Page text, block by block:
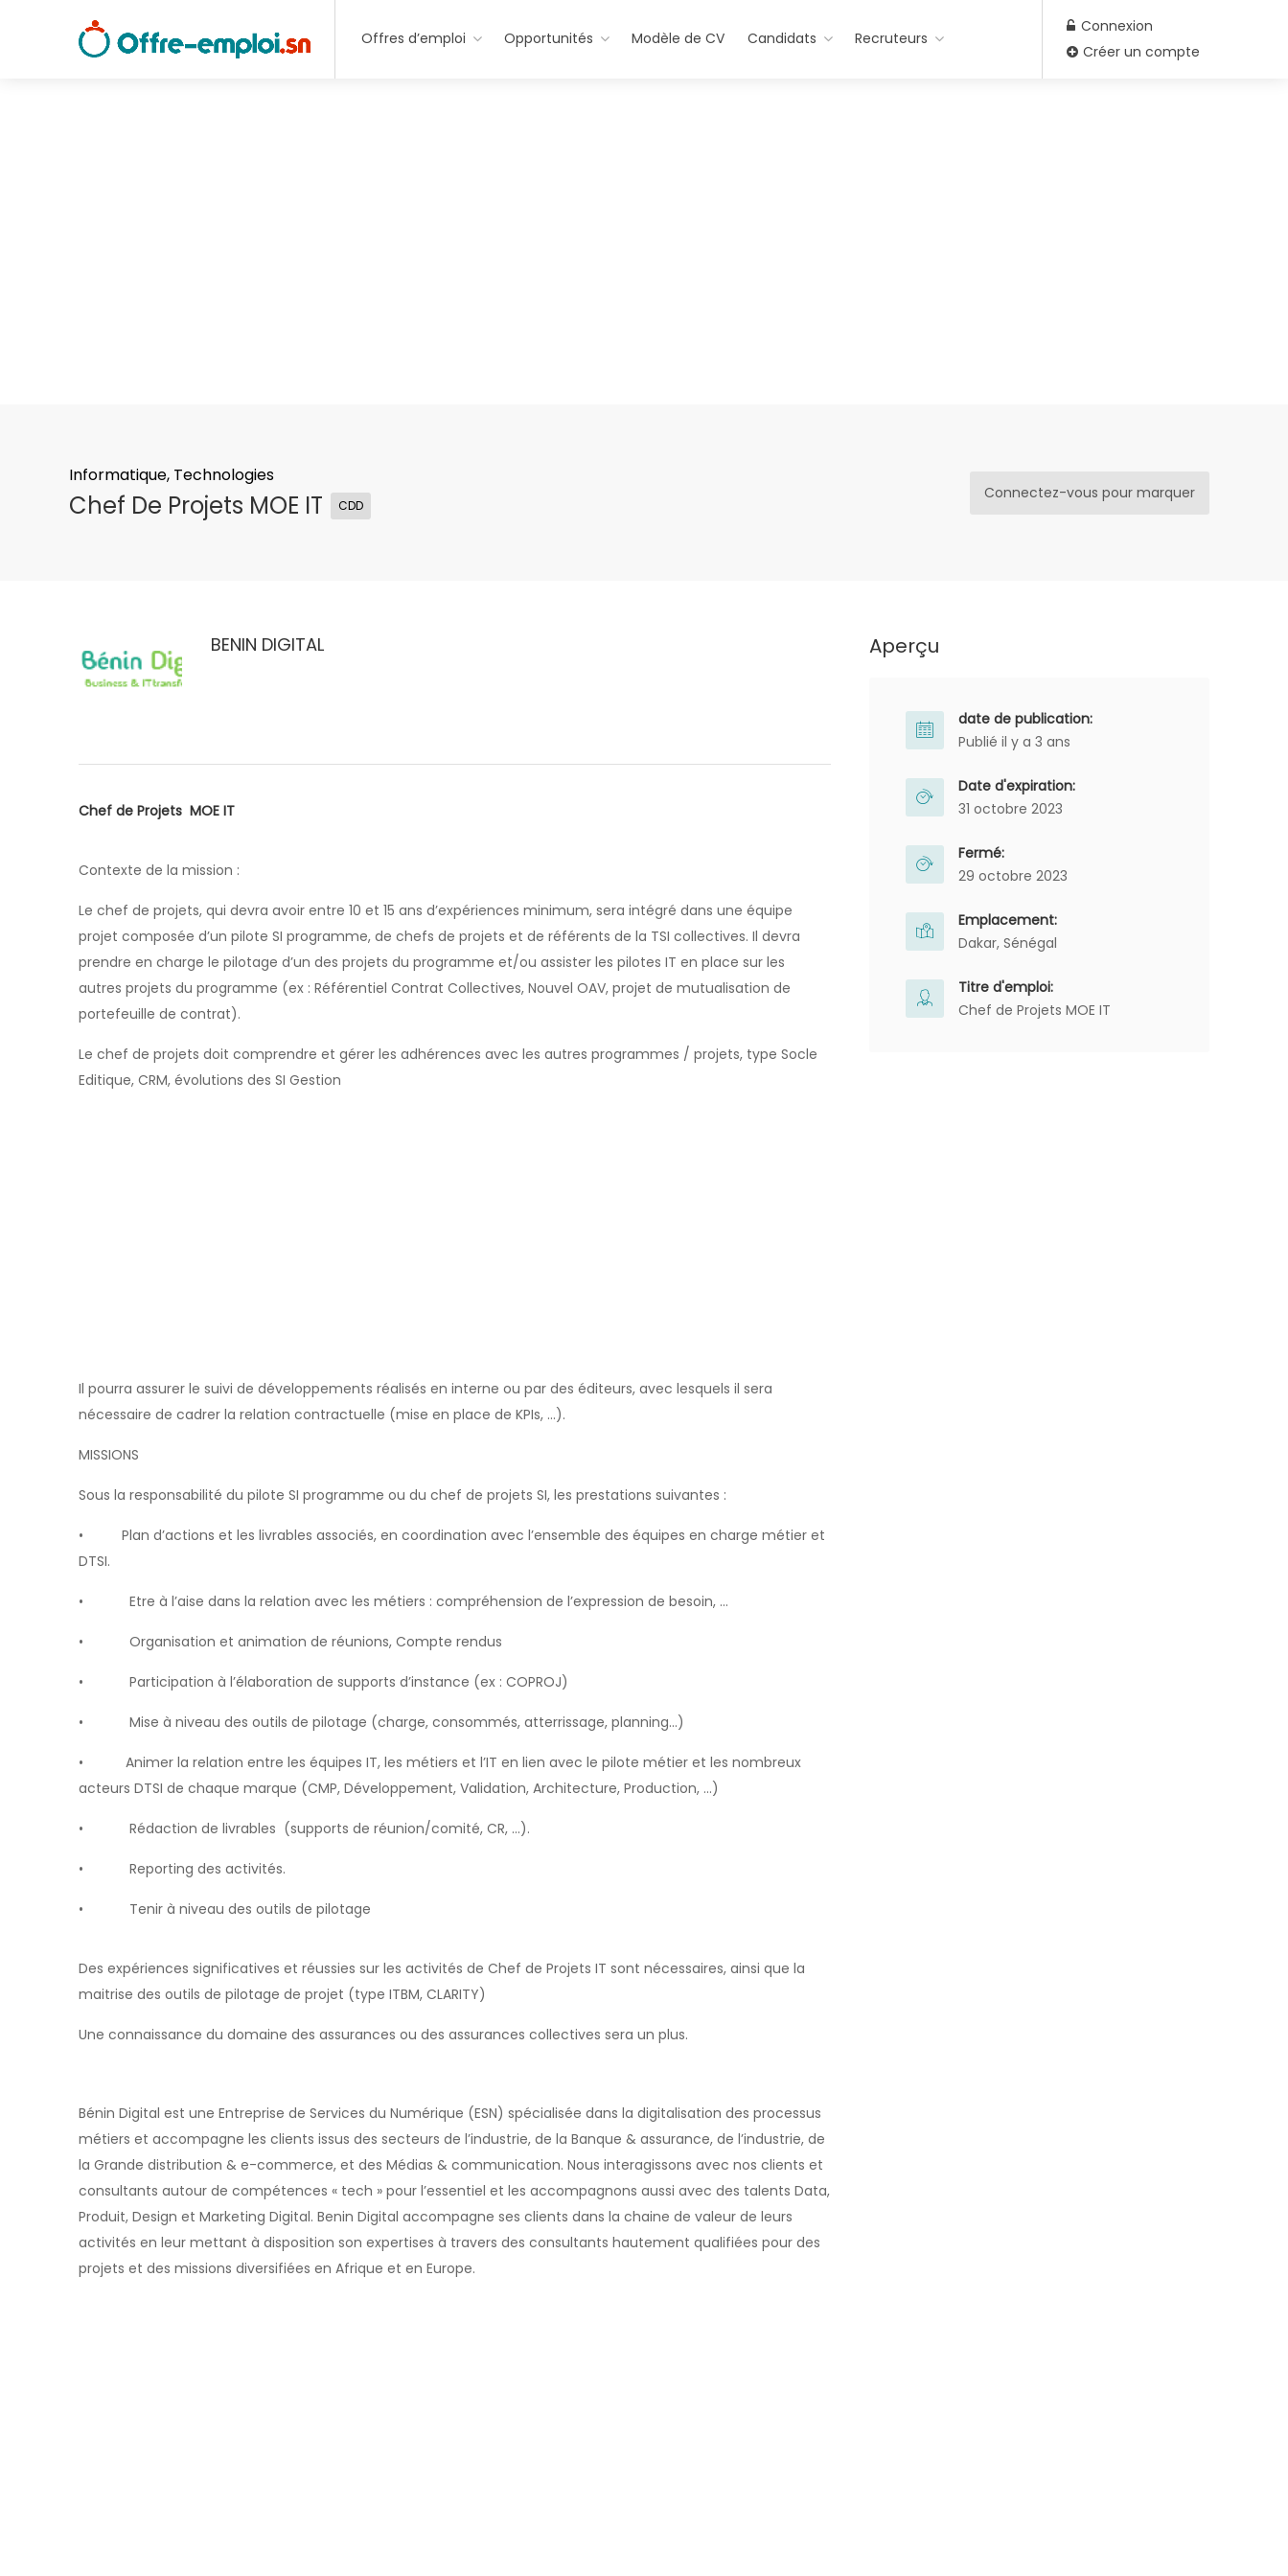
Offres d’emploi Opportunités Modèle de CV Candidats Recruteurs
Connexion
Créer un compte
Informatique, Technologies
Chef De Projets MOE IT CDD
Connectez-vous pour marquer
BENIN DIGITAL
Chef de Projets MOE IT
Contexte de la mission :
Le chef de projets, qui devra avoir entre 10 et 15 ans d’expériences minimum, sera intégré dans une équipe
projet composée d’un pilote SI programme, de chefs de projets et de référents de la TSI collectives. Il devra
prendre en charge le pilotage d’un des projets du programme et/ou assister les pilotes IT en place sur les
autres projets du programme (ex : Référentiel Contrat Collectives, Nouvel OAV, projet de mutualisation de
portefeuille de contrat).
Le chef de projets doit comprendre et gérer les adhérences avec les autres programmes / projets, type Socle
Editique, CRM, évolutions des SI Gestion
Il pourra assurer le suivi de développements réalisés en interne ou par des éditeurs, avec lesquels il sera
nécessaire de cadrer la relation contractuelle (mise en place de KPIs, …).
MISSIONS
Sous la responsabilité du pilote SI programme ou du chef de projets SI, les prestations suivantes :
• Plan d’actions et les livrables associés, en coordination avec l’ensemble des équipes en charge métier et
DTSI.
• Etre à l’aise dans la relation avec les métiers : compréhension de l’expression de besoin, …
• Organisation et animation de réunions, Compte rendus
• Participation à l’élaboration de supports d’instance (ex : COPROJ)
• Mise à niveau des outils de pilotage (charge, consommés, atterrissage, planning…)
• Animer la relation entre les équipes IT, les métiers et l’IT en lien avec le pilote métier et les nombreux
acteurs DTSI de chaque marque (CMP, Développement, Validation, Architecture, Production, …)
• Rédaction de livrables (supports de réunion/comité, CR, …).
• Reporting des activités.
• Tenir à niveau des outils de pilotage
Des expériences significatives et réussies sur les activités de Chef de Projets IT sont nécessaires, ainsi que la
maitrise des outils de pilotage de projet (type ITBM, CLARITY)
Une connaissance du domaine des assurances ou des assurances collectives sera un plus.
Bénin Digital est une Entreprise de Services du Numérique (ESN) spécialisée dans la digitalisation des processus
métiers et accompagne les clients issus des secteurs de l’industrie, de la Banque & assurance, de l’industrie, de
la Grande distribution & e-commerce, et des Médias & communication. Nous interagissons avec nos clients et
consultants autour de compétences « tech » pour l’essentiel et les accompagnons aussi avec des talents Data,
Produit, Design et Marketing Digital. Benin Digital accompagne ses clients dans la chaine de valeur de leurs
activités en leur mettant à disposition son expertises à travers des consultants hautement qualifiées pour des
projets et des missions diversifiées en Afrique et en Europe.
Aperçu
date de publication:
Publié il y a 3 ans
Date d'expiration:
31 octobre 2023
Fermé:
29 octobre 2023
Emplacement:
Dakar, Sénégal
Titre d'emploi:
Chef de Projets MOE IT